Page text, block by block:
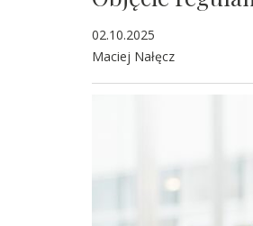
02.10.2025
Maciej Nałęcz